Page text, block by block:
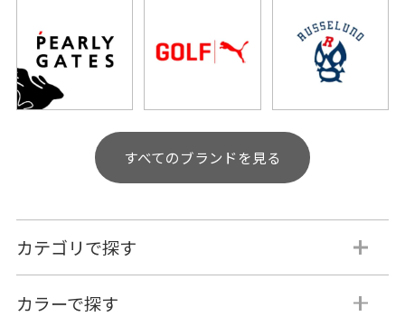
すべてのブランドを見る
カテゴリで探す
カラーで探す